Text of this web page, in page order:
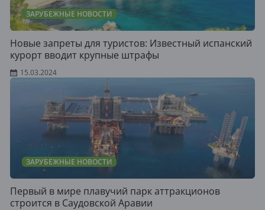
ЗАРУБЕЖНЫЕ НОВОСТИ
Новые запреты для туристов: Известный испанский
курорт вводит крупные штрафы
15.03.2024
ЗАРУБЕЖНЫЕ НОВОСТИ
Первый в мире плавучий парк аттракционов
строится в Саудовской Аравии